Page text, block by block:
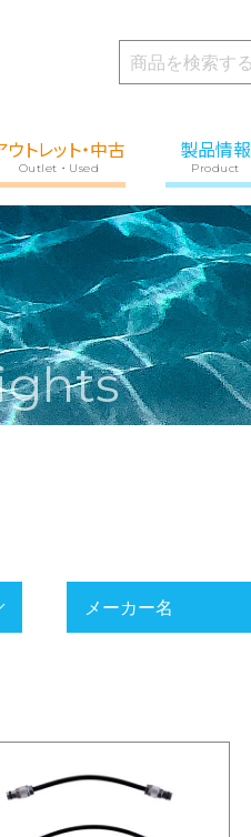
ウトレット・中古
Outlet・Used
製品情報
Product